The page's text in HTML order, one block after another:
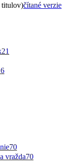
titulov)čítané verzie
21
70
vražda70